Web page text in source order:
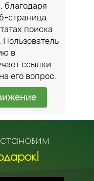
благодаря
страница
поиска
Пользователь
в
ссылки
его вопрос.